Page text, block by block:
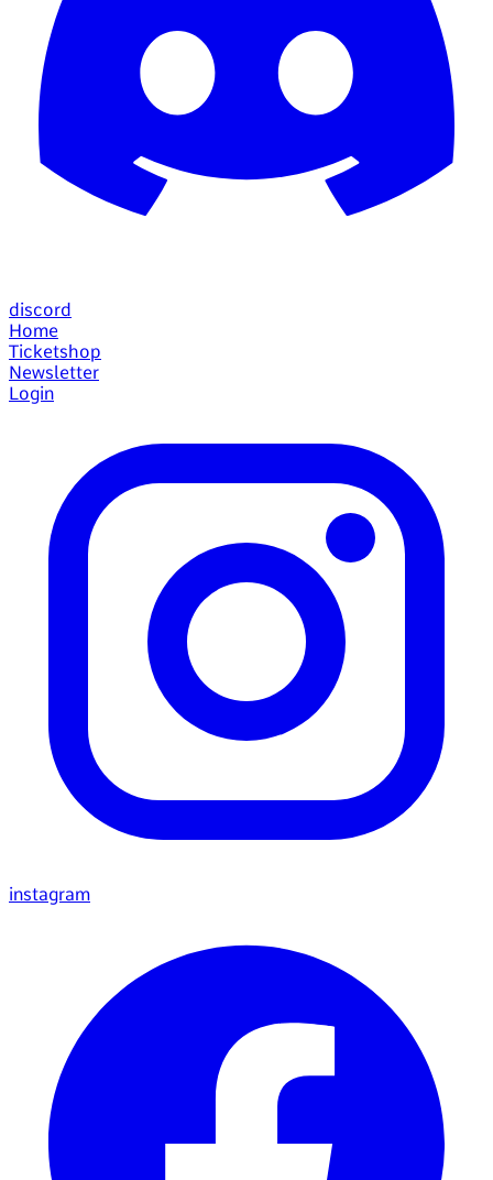
discord
Home
Ticketshop
Newsletter
Login
instagram